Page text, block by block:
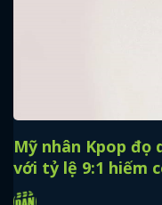
Mỹ nhân Kpop
với tỷ lệ 9:1 hiếm